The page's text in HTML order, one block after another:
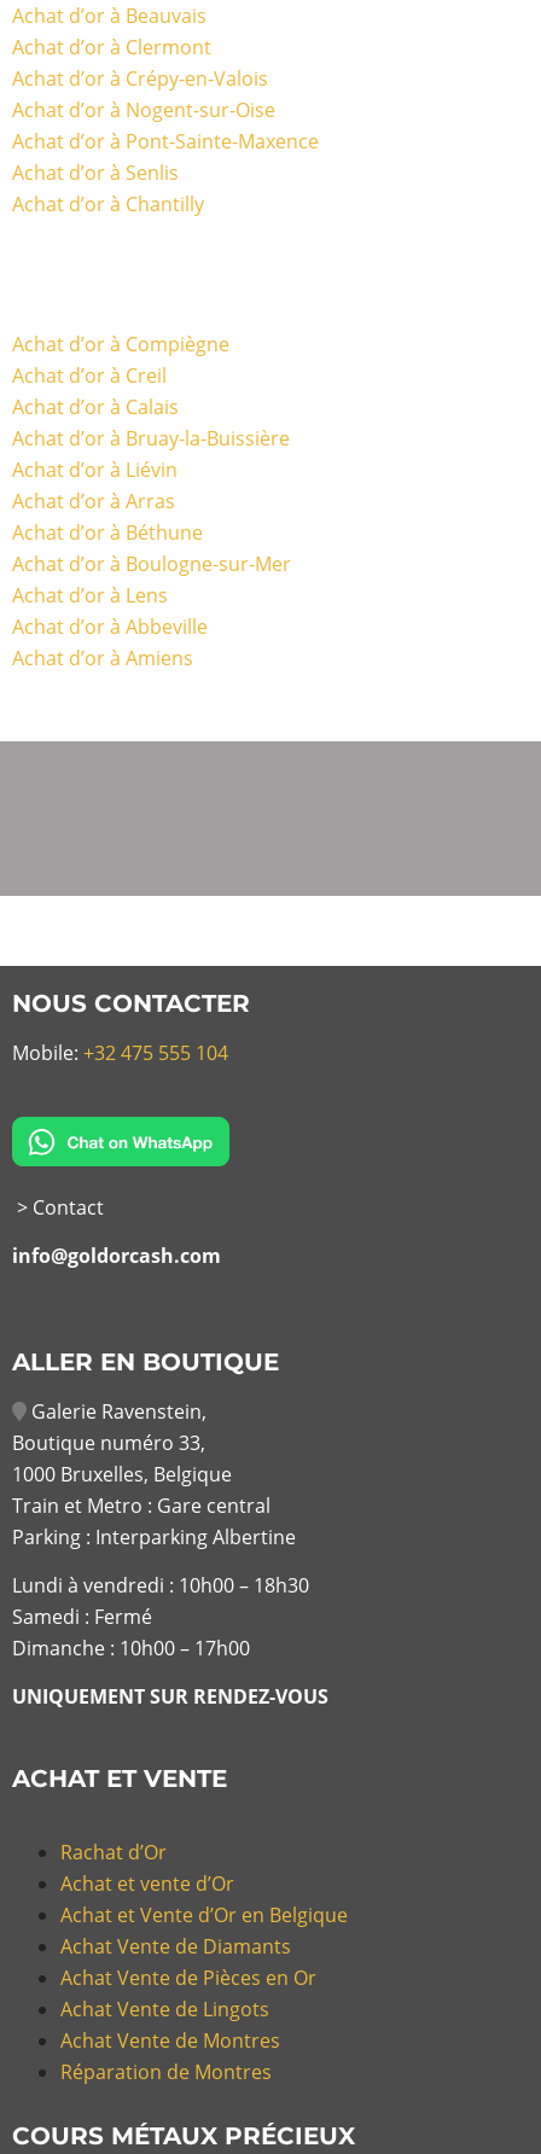
Achat d’or à Beauvais
Achat d’or à Clermont
Achat d’or à Crépy-en-Valois
Achat d’or à Nogent-sur-Oise
Achat d’or à Pont-Sainte-Maxence
Achat d’or à Senlis
Achat d’or à Chantilly
Achat d’or à Compiègne
Achat d’or à Creil
Achat d’or à Calais
Achat d’or à Bruay-la-Buissière
Achat d’or à Liévin
Achat d’or à Arras
Achat d’or à Béthune
Achat d’or à Boulogne-sur-Mer
Achat d’or à Lens
Achat d’or à Abbeville
Achat d’or à Amiens
NOUS CONTACTER
Mobile: +32 475 555 104
> Contact
info@goldorcash.com
ALLER EN BOUTIQUE
Galerie Ravenstein,
Boutique numéro 33,
1000 Bruxelles, Belgique
Train et Metro : Gare central
Parking : Interparking Albertine
Lundi à vendredi : 10h00 – 18h30
Samedi : Fermé
Dimanche : 10h00 – 17h00
UNIQUEMENT SUR RENDEZ-VOUS
ACHAT ET VENTE
Rachat d’Or
Achat et vente d’Or
Achat et Vente d’Or en Belgique
Achat Vente de Diamants
Achat Vente de Pièces en Or
Achat Vente de Lingots
Achat Vente de Montres
Réparation de Montres
COURS MÉTAUX PRÉCIEUX